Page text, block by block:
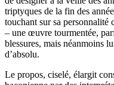
triptyques de la fin des
touchant sur sa
– une œuvre tourmentée,
blessures, mais néanmoins
d’absolu.
Le propos, ciselé, élargit